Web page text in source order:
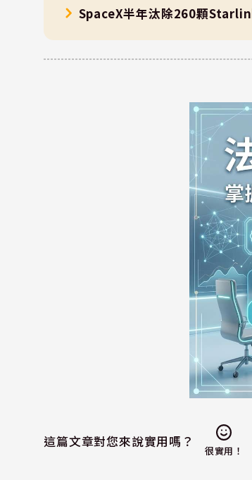
SpaceX半年汰除260顆
這篇文章對您來說實用嗎？
很實用！